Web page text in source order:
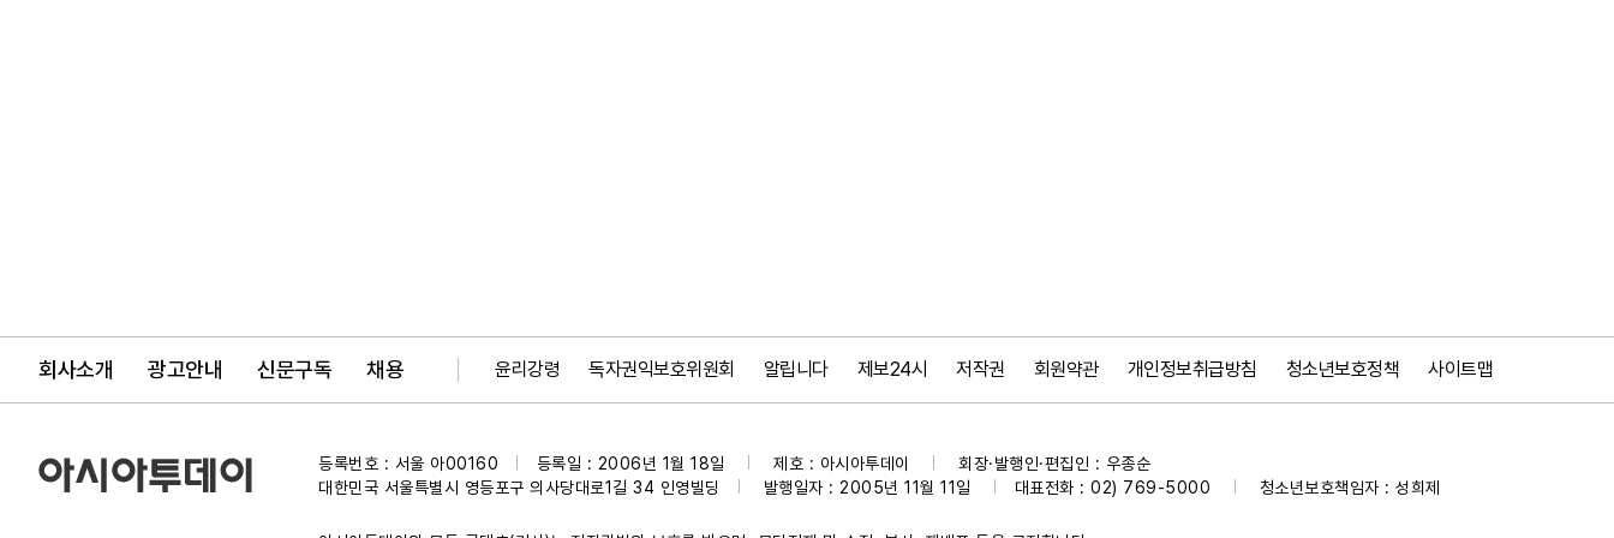
회사소개 광고안내 신문구독 채용 윤리강령 독자권익보호위원회 알립니다 제보24시 저작권 회원약관 개인정보취급방침 청소년보호정책 사이트맵
등록번호 : 서울 아00160 등록일 : 2006년 1월 18일 제호 : 아시아투데이
회장·발행인·편집인 : 우종순
대한민국 서울특별시 영등포구 의사당대로1길 34 인영빌딩
발행일자 : 2005년 11월 11일 대표전화 : 02) 769-5000 청소년보호책임자 : 성희제